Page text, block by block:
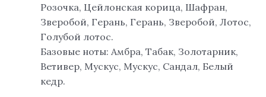
Розочка, Цейлонская корица, Шафран,
Зверобой, Герань, Герань, Зверобой, Лотос,
Голубой лотос.
Базовые ноты: Амбра, Табак, Золотарник,
Ветивер, Мускус, Мускус, Сандал, Белый
кедр.